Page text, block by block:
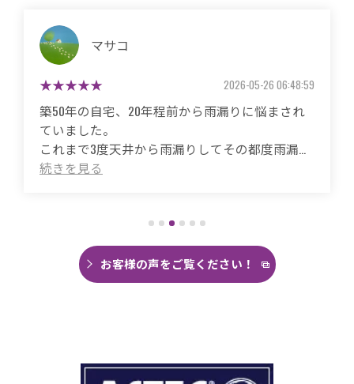
マサコ
2026-05-26 06:48:59
築50年の自宅、20年程前から雨漏りに悩まされ
ていました。
これまで3度天井から雨漏りしてその都度雨漏り
箇所は修繕してもらいましたがスッキリ直った
がなく雨の日は憂鬱で仕方ありませんでした。
今回は絶対に原因を特定して修繕してほしいと
思い毎日口コミを見て井澤産業さんにたどり着
くことができました。
お客様の声をご覧ください！